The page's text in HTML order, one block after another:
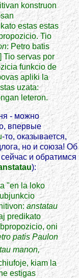
konstruon
estas estas
Tio
: Petro batis
Tio servas por
funkcio de
apliki la
uzata:
leteron.
- можно
впервые
-то, оказывается,
но и союза! Об
и обратимся
):
"en la loko
anstatau
predikato
oni
patis Paulon
manon,
kiam la
estigas